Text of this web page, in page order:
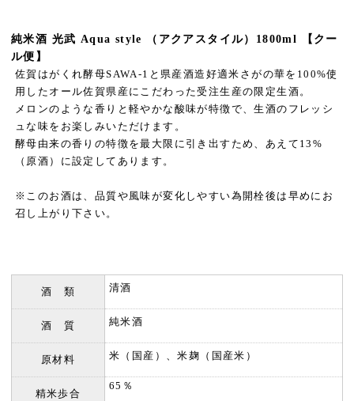
純米酒 光武 Aqua style （アクアスタイル）1800ml 【クー
ル便】
佐賀はがくれ酵母SAWA-1と県産酒造好適米さがの華を100%使
用したオール佐賀県産にこだわった受注生産の限定生酒。
メロンのような香りと軽やかな酸味が特徴で、生酒のフレッシ
ュな味をお楽しみいただけます。
酵母由来の香りの特徴を最大限に引き出すため、あえて13%
（原酒）に設定してあります。
※このお酒は、品質や風味が変化しやすい為開栓後は早めにお
召し上がり下さい。
酒 類 清酒
酒 質 純米酒
原材料 米（国産）、米麹（国産米）
精米歩合
65％